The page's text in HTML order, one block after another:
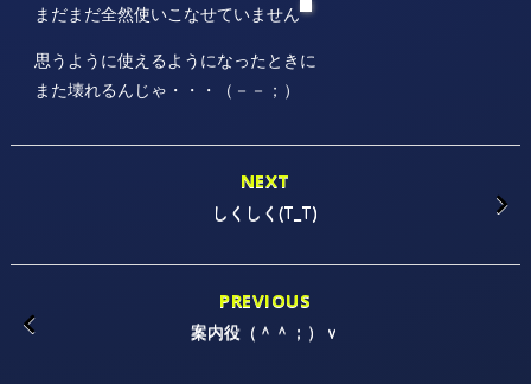
まだまだ全然使いこなせていません
思うように使えるようになったときに
また壊れるんじゃ・・・（－－；）
NEXT
しくしく(T_T)
PREVIOUS
案内役（＾＾；）ｖ